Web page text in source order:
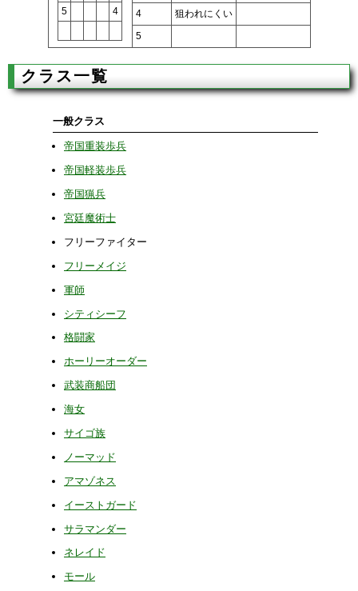
5 4 4
狙われにくい
5
クラス一覧
一般クラス
帝国重装歩兵
帝国軽装歩兵
帝国猟兵
宮廷魔術士
フリーファイター
フリーメイジ
軍師
シティシーフ
格闘家
ホーリーオーダー
武装商船団
海女
サイゴ族
ノーマッド
アマゾネス
イーストガード
サラマンダー
ネレイド
モール